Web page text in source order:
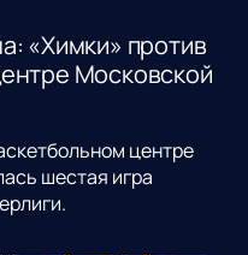
«Химки» против
Московской
центре
шестая игра